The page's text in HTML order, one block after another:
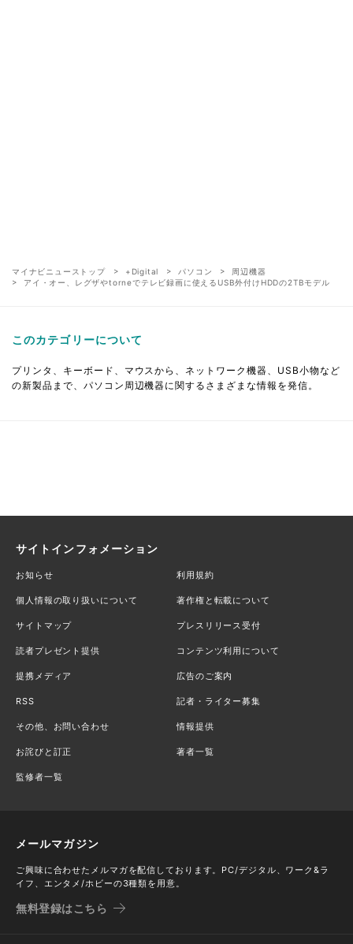
マイナビニューストップ +Digital パソコン
周辺機器
アイ・オー、レグザやtorneでテレビ録画に使えるUSB外付けHDDの2TBモデル
このカテゴリーについて
プリンタ、キーボード、マウスから、ネットワーク機器、USB小物など
の新製品まで、パソコン周辺機器に関するさまざまな情報を発信。
サイトインフォメーション
お知らせ 利用規約
個人情報の取り扱いについて 著作権と転載について
サイトマップ プレスリリース受付
読者プレゼント提供 コンテンツ利用について
提携メディア 広告のご案内
RSS 記者・ライター募集
その他、お問い合わせ 情報提供
お詫びと訂正 著者一覧
監修者一覧
メールマガジン
ご興味に合わせたメルマガを配信しております。PC/デジタル、ワーク&ラ
イフ、エンタメ/ホビーの3種類を用意。
無料登録はこちら